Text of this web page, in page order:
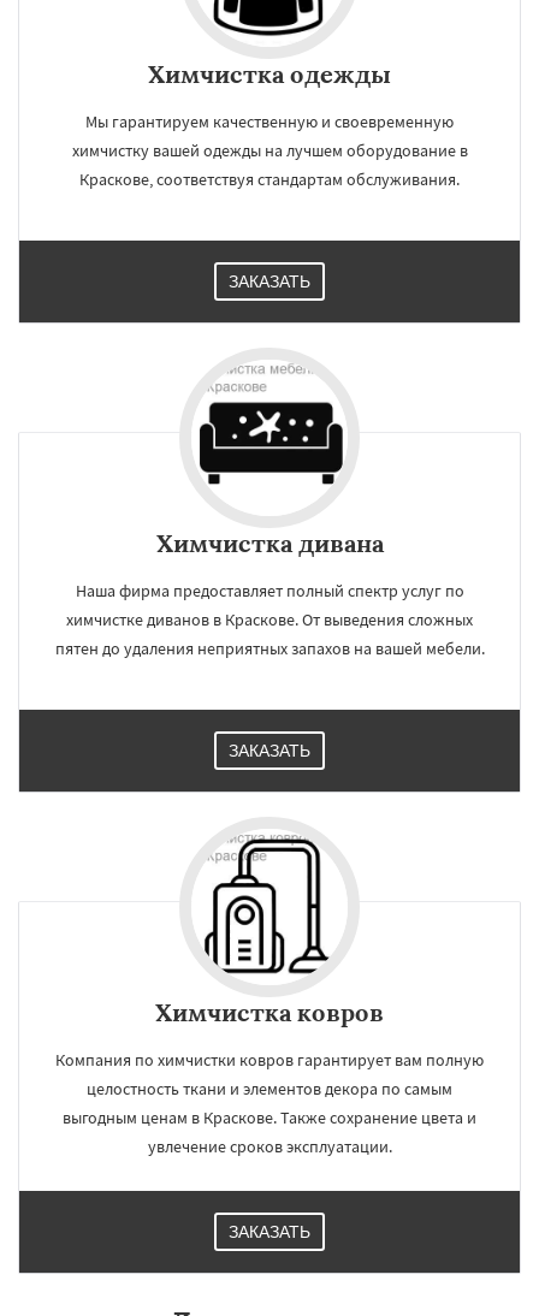
Химчистка одежды
Мы гарантируем качественную и своевременную
химчистку вашей одежды на лучшем оборудование в
Краскове, соответствуя стандартам обслуживания.
ЗАКАЗАТЬ
Химчистка дивана
Наша фирма предоставляет полный спектр услуг по
химчистке диванов в Краскове. От выведения сложных
пятен до удаления неприятных запахов на вашей мебели.
ЗАКАЗАТЬ
Химчистка ковров
Компания по химчистки ковров гарантирует вам полную
целостность ткани и элементов декора по самым
выгодным ценам в Краскове. Также сохранение цвета и
увлечение сроков эксплуатации.
ЗАКАЗАТЬ